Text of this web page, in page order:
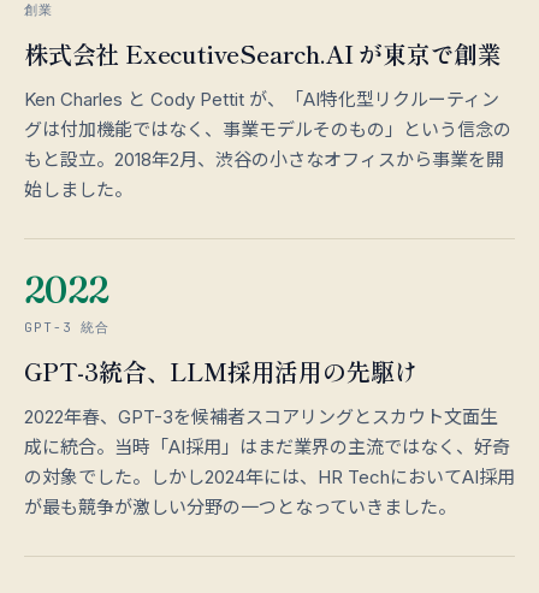
創業
株式会社 ExecutiveSearch.AI が東京で創業
Ken Charles と Cody Pettit が、「AI特化型リクルーティン
グは付加機能ではなく、事業モデルそのもの」という信念の
もと設立。2018年2月、渋谷の小さなオフィスから事業を開
始しました。
2022
GPT-3 統合
GPT-3統合、LLM採用活用の先駆け
2022年春、GPT-3を候補者スコアリングとスカウト文面生
成に統合。当時「AI採用」はまだ業界の主流ではなく、好奇
の対象でした。しかし2024年には、HR TechにおいてAI採用
が最も競争が激しい分野の一つとなっていきました。